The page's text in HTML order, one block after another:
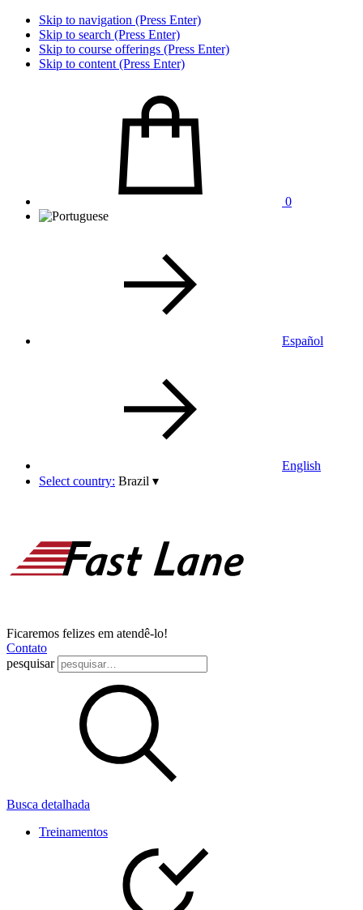
Skip to navigation (Press Enter)
Skip to search (Press Enter)
Skip to course offerings (Press Enter)
Skip to content (Press Enter)
0
Español
English
Select country: Brazil ▾
Ficaremos felizes em atendê-lo!
Contato
pesquisar
Busca detalhada
Treinamentos